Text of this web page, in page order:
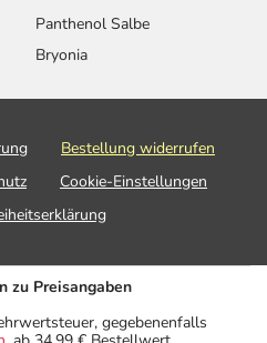
Panthenol Salbe
Bryonia
Bestellung widerrufen
Cookie-Einstellungen
zu Preisangaben
gegebenenfalls